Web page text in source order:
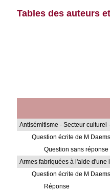
Tables des auteurs
Antisémitisme - Secteur
Question écrite de M
Question sans réponse
Armes fabriquées à l'aide d'une
Question écrite de M
Réponse